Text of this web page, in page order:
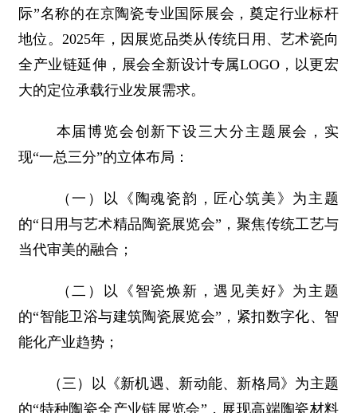
际”名称的在京陶瓷专业国际展会，奠定行业标杆
地位。2025年，因展览品类从传统日用、艺术瓷向
全产业链延伸，展会全新设计专属LOGO，以更宏
大的定位承载行业发展需求。
本届博览会创新下设三大分主题展会，实
现“一总三分”的立体布局：
（一）以《陶魂瓷韵，匠心筑美》为主题
的“日用与艺术精品陶瓷展览会”，聚焦传统工艺与
当代审美的融合；
（二）以《智瓷焕新，遇见美好》为主题
的“智能卫浴与建筑陶瓷展览会”，紧扣数字化、智
能化产业趋势；
（三）以《新机遇、新动能、新格局》为主题
的“特种陶瓷全产业链展览会”，展现高端陶瓷材料